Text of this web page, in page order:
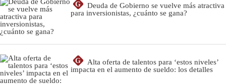
G
Deuda de Gobierno se vuelve más atractiva
para inversionistas, ¿cuánto se gana?
G
Alta oferta de talentos para ‘estos niveles’
impacta en el aumento de sueldo: los detalles